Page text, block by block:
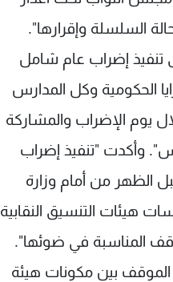
السلسلة وإقرارها".
تنفيذ إضراب عام شامل
الحكومية وكل المدارس
يوم الإضراب والمشاركة
وأكدت "تنفيذ إضراب
قبل الظهر من أمام وزارة
هيئات التنسيق النقابية
المناسبة في ضوئها".
بين مكونات هيئة